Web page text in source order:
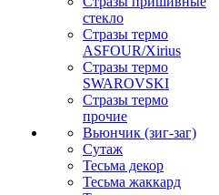
стекло
Стразы термо
ASFOUR/Xirius
Стразы термо
SWAROVSKI
Стразы термо
прочие
Вьюнчик (зиг-заг)
Сутаж
Тесьма декор
Тесьма жаккард